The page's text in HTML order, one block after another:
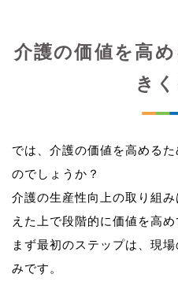
介護の価値を高
き
では、介護の価値を高める
のでしょうか？
介護の生産性向上の取り組
えた上で段階的に価値を高
まず最初のステップは、現